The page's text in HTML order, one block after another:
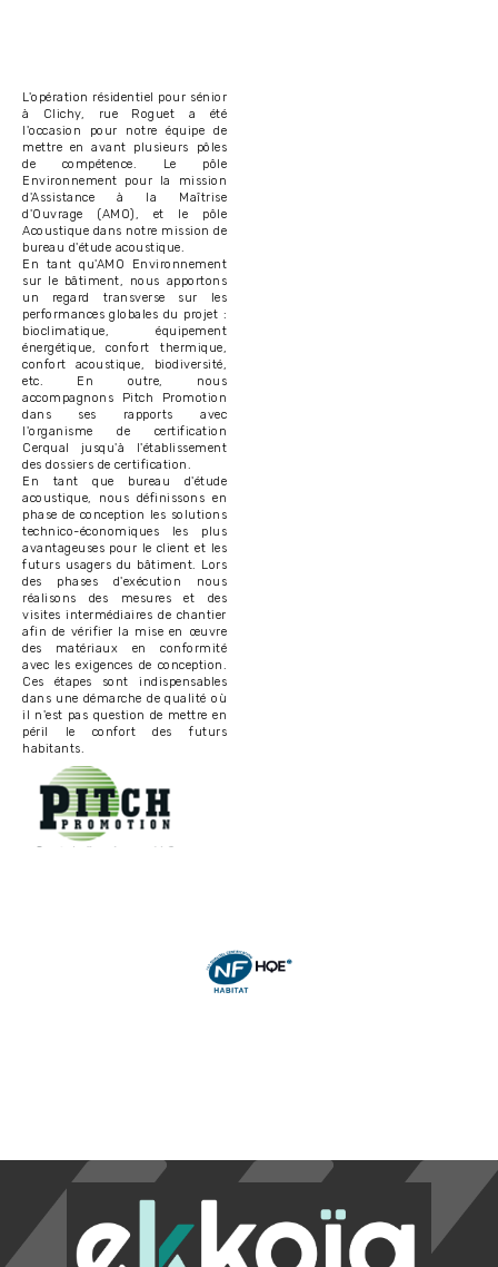
L'opération résidentiel pour sénior
à Clichy, rue Roguet a été
l'occasion pour notre équipe de
mettre en avant plusieurs pôles
de compétence. Le pôle
Environnement pour la mission
d'Assistance à la Maîtrise
d'Ouvrage (AMO), et le pôle
Acoustique dans notre mission de
bureau d'étude acoustique.
En tant qu'AMO Environnement
sur le bâtiment, nous apportons
un regard transverse sur les
performances globales du projet :
bioclimatique, équipement
énergétique, confort thermique,
confort acoustique, biodiversité,
etc. En outre, nous
accompagnons Pitch Promotion
dans ses rapports avec
l'organisme de certification
Cerqual jusqu'à l'établissement
des dossiers de certification.
En tant que bureau d'étude
acoustique, nous définissons en
phase de conception les solutions
technico-économiques les plus
avantageuses pour le client et les
futurs usagers du bâtiment. Lors
des phases d'exécution nous
réalisons des mesures et des
visites intermédiaires de chantier
afin de vérifier la mise en œuvre
des matériaux en conformité
avec les exigences de conception.
Ces étapes sont indispensables
dans une démarche de qualité où
il n'est pas question de mettre en
péril le confort des futurs
habitants.